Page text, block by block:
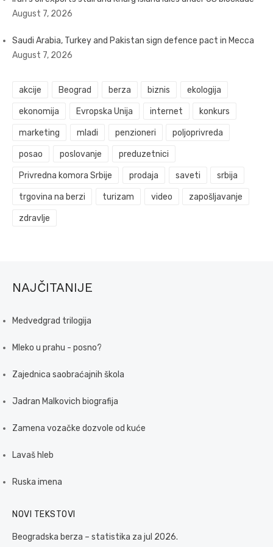
August 7, 2026
Saudi Arabia, Turkey and Pakistan sign defence pact in Mecca
August 7, 2026
akcije Beograd berza biznis ekologija
ekonomija Evropska Unija internet konkurs
marketing mladi penzioneri poljoprivreda
posao poslovanje preduzetnici
Privredna komora Srbije prodaja saveti srbija
trgovina na berzi turizam video zapošljavanje
zdravlje
NAJČITANIJE
Medvedgrad trilogija
Mleko u prahu - posno?
Zajednica saobraćajnih škola
Jadran Malkovich biografija
Zamena vozačke dozvole od kuće
Lavaš hleb
Ruska imena
NOVI TEKSTOVI
Beogradska berza – statistika za jul 2026.